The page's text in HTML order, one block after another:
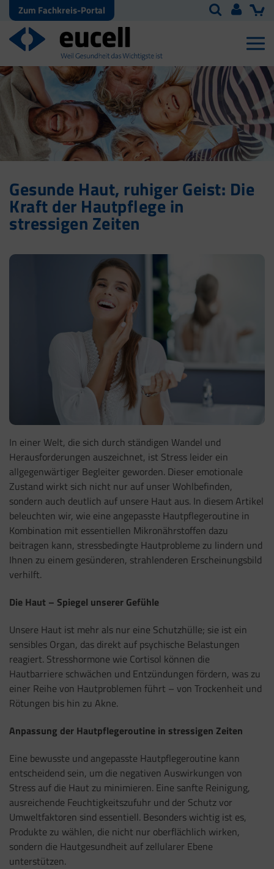
Zum Fachkreis-Portal
Gesunde Haut, ruhiger Geist: Die
Kraft der Hautpflege in
stressigen Zeiten
In einer Welt, die sich durch ständigen Wandel und
Herausforderungen auszeichnet, ist Stress leider ein
allgegenwärtiger Begleiter geworden. Dieser emotionale
Zustand wirkt sich nicht nur auf unser Wohlbefinden,
sondern auch deutlich auf unsere Haut aus. In diesem Artikel
beleuchten wir, wie eine angepasste Hautpflegeroutine in
Kombination mit essentiellen Mikronährstoffen dazu
beitragen kann, stressbedingte Hautprobleme zu lindern und
Ihnen zu einem gesünderen, strahlenderen Erscheinungsbild
verhilft.
Die Haut – Spiegel unserer Gefühle
Unsere Haut ist mehr als nur eine Schutzhülle; sie ist ein
sensibles Organ, das direkt auf psychische Belastungen
reagiert. Stresshormone wie Cortisol können die
Hautbarriere schwächen und Entzündungen fördern, was zu
einer Reihe von Hautproblemen führt – von Trockenheit und
Rötungen bis hin zu Akne.
Anpassung der Hautpflegeroutine in stressigen Zeiten
Eine bewusste und angepasste Hautpflegeroutine kann
entscheidend sein, um die negativen Auswirkungen von
Stress auf die Haut zu minimieren. Eine sanfte Reinigung,
ausreichende Feuchtigkeitszufuhr und der Schutz vor
Umweltfaktoren sind essentiell. Besonders wichtig ist es,
Produkte zu wählen, die nicht nur oberflächlich wirken,
sondern die Hautgesundheit auf zellularer Ebene
unterstützen.